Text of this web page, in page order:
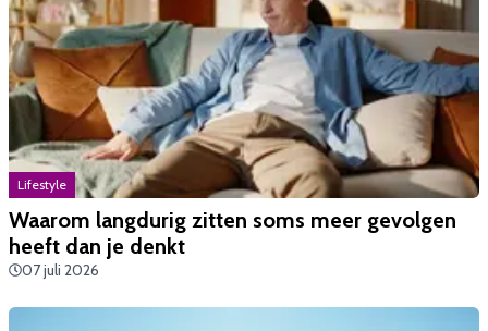
Lifestyle
Waarom langdurig zitten soms meer gevolgen
heeft dan je denkt
07 juli 2026